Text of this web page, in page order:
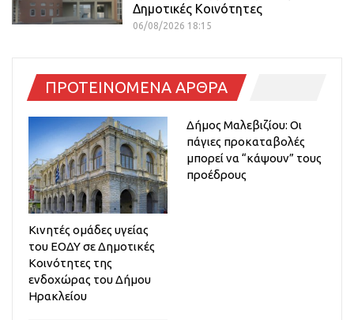
Δημοτικές Κοινότητες
06/08/2026 18:15
ΠΡΟΤΕΙΝΟΜΕΝΑ ΑΡΘΡΑ
Κινητές ομάδες υγείας
του ΕΟΔΥ σε Δημοτικές
Κοινότητες της
ενδοχώρας του Δήμου
Ηρακλείου
Δήμος Μαλεβιζίου: Οι
πάγιες προκαταβολές
μπορεί να “κάψουν” τους
προέδρους